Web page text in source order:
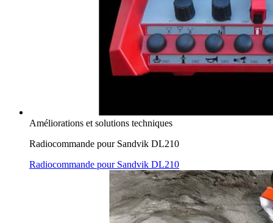
Améliorations et solutions techniques
Radiocommande pour Sandvik DL210
Radiocommande pour Sandvik DL210